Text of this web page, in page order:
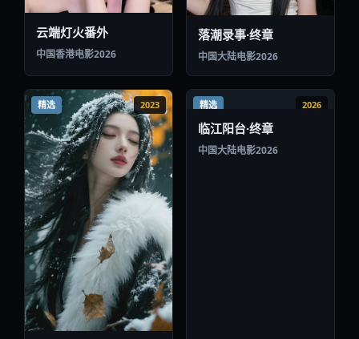
云端灯火番外
中国香港电影2026
落潮录事·终章
中国大陆电影2026
精选 2023 精选 2026
临江阳台·终章
中国大陆电影2026